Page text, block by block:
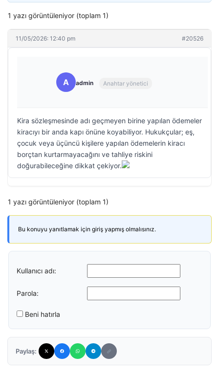
1 yazı görüntüleniyor (toplam 1)
11/05/2026: 12:40 pm #20526
A admin Anahtar yönetici
Kira sözleşmesinde adı geçmeyen birine yapılan ödemeler
kiracıyı bir anda kapı önüne koyabiliyor. Hukukçular; eş,
çocuk veya üçüncü kişilere yapılan ödemelerin kiracı
borçtan kurtarmayacağını ve tahliye riskini
doğurabileceğine dikkat çekiyor.
1 yazı görüntüleniyor (toplam 1)
Bu konuyu yanıtlamak için giriş yapmış olmalısınız.
Kullanıcı adı:
Parola:
Beni hatırla
Paylaş: